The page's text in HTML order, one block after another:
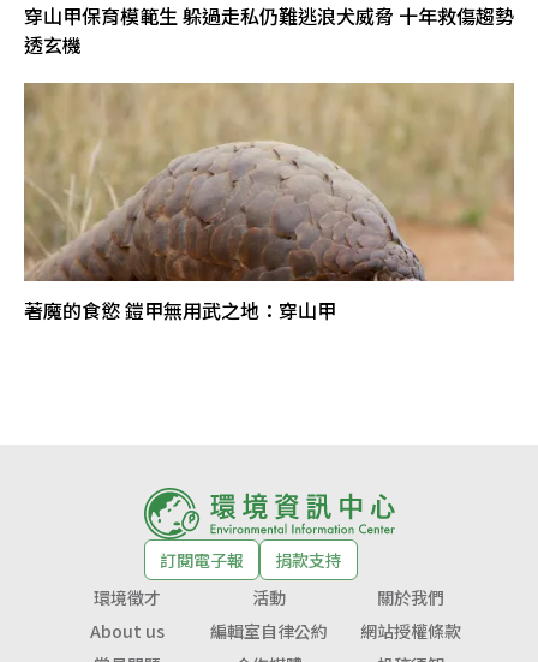
穿山甲保育模範生 躲過走私仍難逃浪犬威脅 十年救傷趨勢
透玄機
著魔的食慾 鎧甲無用武之地：穿山甲
訂閱電子報
捐款支持
環境徵才
活動
關於我們
About us
編輯室自律公約
網站授權條款